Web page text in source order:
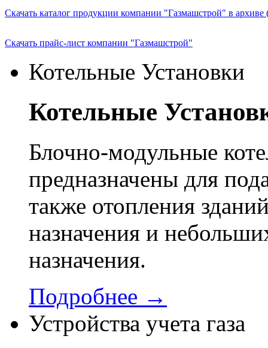
Скачать каталог продукции компании "Газмашстрой" в архиве
Скачать прайс-лист компании "Газмашстрой"
Котельные Установки
Котельные
Блочно-модульные
предназначены для
также отопления
назначения и
назначения.
Подробнее →
Устройства учета газа